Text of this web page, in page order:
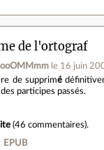
de l'ortograf
le 16 juin
de supprimé
participes passés.
(46 commentaires).
EPUB